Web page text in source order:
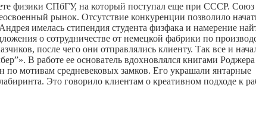
физики СПбГУ, на который поступал еще при СССР. Союз
рынок. Отсутствие конкуренции позволило
имелась стипендия студента физфака и намерение
о сотрудничестве от немецкой фабрики по
после чего они отправлялись клиенту. Так все и
В работе ее основатель вдохновлялся книгами Роджера
мотивам средневековых замков. Его украшали янтарные
Это говорило клиентам о креативном подходе к